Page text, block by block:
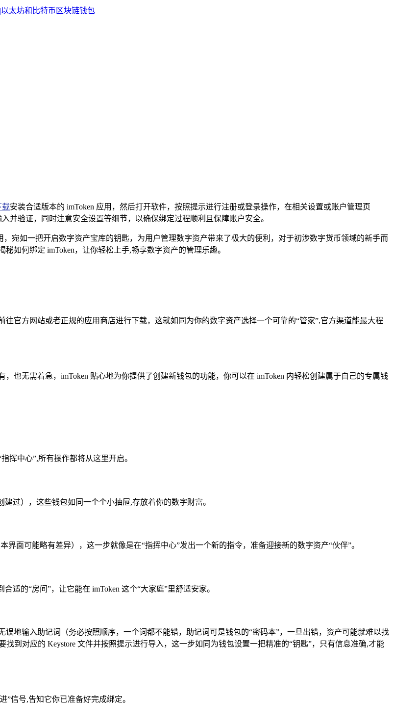
载安装合适版本的 imToken 应用，然后打开软件，按照提示进行注册或登录操作，在相关设置或账户管理页
并验证，同时注意安全设置等细节，以确保绑定过程顺利且保障账户安全。
宛如一把开启数字资产宝库的钥匙，为用户管理数字资产带来了极大的便利，对于初涉数字货币领域的新手而
如何绑定 imToken，让你轻松上手,畅享数字资产的管理乐趣。
官方网站或者正规的应用商店进行下载，这就如同为你的数字资产选择一个可靠的“管家”,官方渠道能最大程
也无需着急，imToken 贴心地为你提供了创建新钱包的功能，你可以在 imToken 内轻松创建属于自己的专属钱
挥中心”,所有操作都将从这里开启。
过），这些钱包如同一个个小抽屉,存放着你的数字财富。
面可能略有差异），这一步就像是在“指挥中心”发出一个新的指令，准备迎接新的数字资产“伙伴”。
适的“房间”，让它能在 imToken 这个“大家庭”里舒适安家。
地输入助记词（务必按照顺序，一个词都不能错，助记词可是钱包的“密码本”，一旦出错，资产可能就难以找
找到对应的 Keystore 文件并按照提示进行导入，这一步如同为钱包设置一把精准的“钥匙”，只有信息准确,才能
”信号,告知它你已准备好完成绑定。